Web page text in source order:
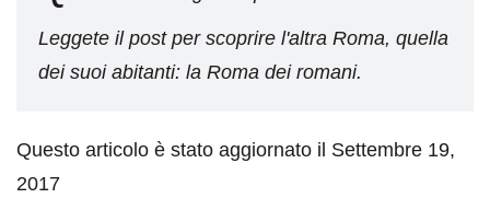
Leggete il post per scoprire l'altra Roma, quella
dei suoi abitanti: la Roma dei romani.
Questo articolo è stato aggiornato il Settembre 19,
2017